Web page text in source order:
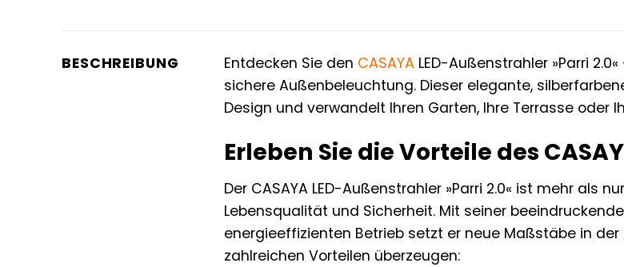
BESCHREIBUNG Entdecken Sie den CASAYA LED-Außenstrahler »Parri
sichere Außenbeleuchtung. Dieser elegante,
Design und verwandelt Ihren Garten, Ihre Terrasse oder
Erleben Sie die Vorteile des
Der CASAYA LED-Außenstrahler »Parri 2.0« ist mehr als
Lebensqualität und Sicherheit. Mit seiner
energieeffizienten Betrieb setzt er neue Maßstäbe in
zahlreichen Vorteilen überzeugen: